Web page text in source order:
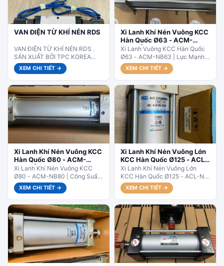
VAN ĐIỆN TỪ KHÍ NÉN RDS
VAN ĐIỆN TỪ KHÍ NÉN RDS .
SẢN XUẤT BỞI TPC KOREA...
XEM CHI TIẾT →
Xi Lanh Khí Nén Vuông KCC
Hàn Quốc Ø63 - ACM-
NB63 | Hành Trình Linh
Hoạt
Xi Lanh Vuông KCC Hàn Quốc
Ø63 - ACM-NB63 | Lực Mạnh -
Độ Bền Cao. ACM-NB63 – Lực
đẩy...
XEM CHI TIẾT →
Xi Lanh Khí Nén Vuông KCC
Hàn Quốc Ø80 - ACM-
NB80 | Hành Trình Linh
Hoạt
Xi Lanh Khí Nén Vuông KCC
Ø80 - ACM-NB80 | Công Suất
Lớn. ACM-NB80 – Dùng cho
máy dập, máy...
XEM CHI TIẾT →
Xi Lanh Khí Nén Vuông Lớn
KCC Hàn Quốc Ø125 - ACL-
N B125
Xi Lanh Khí Nén Vuông Lớn
KCC Hàn Quốc Ø125 - ACL-N
B125 | Hành Trình Dài - Lực
Mạnh.Dòng...
XEM CHI TIẾT →